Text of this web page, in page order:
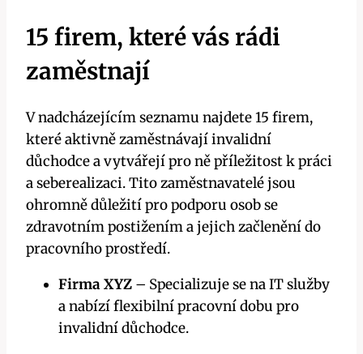
15 firem, které vás rádi
zaměstnají
V nadcházejícím seznamu najdete 15 firem,
které aktivně zaměstnávají invalidní
důchodce a vytvářejí pro ně příležitost k práci
a seberealizaci. Tito zaměstnavatelé jsou
ohromně důležití pro podporu osob se
zdravotním postižením a jejich začlenění do
pracovního prostředí.
Firma XYZ – Specializuje se na IT služby
a nabízí flexibilní pracovní dobu pro
invalidní důchodce.